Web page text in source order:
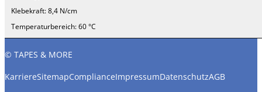
Klebekraft:8,4 N/cm
Temperaturbereich:60 °C
© TAPES & MORE
KarriereSitemapComplianceImpressumDatenschutzAGB